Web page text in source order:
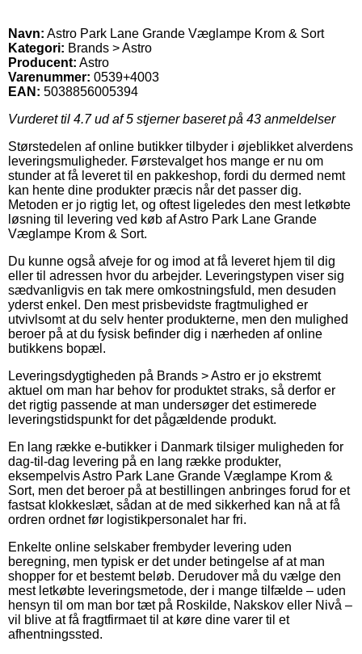
Navn: Astro Park Lane Grande Væglampe Krom & Sort
Kategori: Brands > Astro
Producent: Astro
Varenummer: 0539+4003
EAN: 5038856005394
Vurderet til 4.7ud af 5 stjerner baseret på 43 anmeldelser
Størstedelen af online butikker tilbyder i øjeblikket alverdens
leveringsmuligheder. Førstevalget hos mange er nu om
stunder at få leveret til en pakkeshop, fordi du dermed nemt
kan hente dine produkter præcis når det passer dig.
Metoden er jo rigtig let, og oftest ligeledes den mest letkøbte
løsning til levering ved køb af Astro Park Lane Grande
Væglampe Krom & Sort.
Du kunne også afveje for og imod at få leveret hjem til dig
eller til adressen hvor du arbejder. Leveringstypen viser sig
sædvanligvis en tak mere omkostningsfuld, men desuden
yderst enkel. Den mest prisbevidste fragtmulighed er
utvivlsomt at du selv henter produkterne, men den mulighed
beroer på at du fysisk befinder dig i nærheden af online
butikkens bopæl.
Leveringsdygtigheden på Brands > Astro er jo ekstremt
aktuel om man har behov for produktet straks, så derfor er
det rigtig passende at man undersøger det estimerede
leveringstidspunkt for det pågældende produkt.
En lang række e-butikker i Danmark tilsiger muligheden for
dag-til-dag levering på en lang række produkter,
eksempelvis Astro Park Lane Grande Væglampe Krom &
Sort, men det beroer på at bestillingen anbringes forud for et
fastsat klokkeslæt, sådan at de med sikkerhed kan nå at få
ordren ordnet før logistikpersonalet har fri.
Enkelte online selskaber frembyder levering uden
beregning, men typisk er det under betingelse af at man
shopper for et bestemt beløb. Derudover må du vælge den
mest letkøbte leveringsmetode, der i mange tilfælde – uden
hensyn til om man bor tæt på Roskilde, Nakskov eller Nivå –
vil blive at få fragtfirmaet til at køre dine varer til et
afhentningssted.